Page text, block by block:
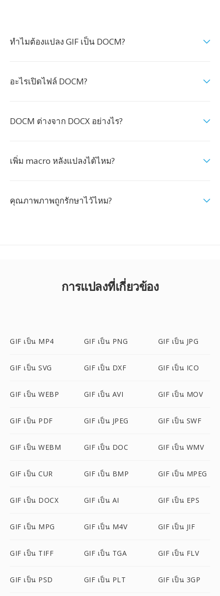
ทำไมต้องแปลง GIF เป็น DOCM?
อะไรเปิดไฟล์ DOCM?
DOCM ต่างจาก DOCX อย่างไร?
เพิ่ม macro หลังแปลงได้ไหม?
คุณภาพภาพถูกรักษาไว้ไหม?
การแปลงที่เกี่ยวข้อง
GIF เป็น MP4 GIF เป็น PNG GIF เป็น JPG
GIF เป็น SVG GIF เป็น DXF GIF เป็น ICO
GIF เป็น WEBP GIF เป็น AVI GIF เป็น MOV
GIF เป็น PDF GIF เป็น JPEG GIF เป็น SWF
GIF เป็น WEBM GIF เป็น DOC GIF เป็น WMV
GIF เป็น CUR GIF เป็น BMP GIF เป็น MPEG
GIF เป็น DOCX GIF เป็น AI GIF เป็น EPS
GIF เป็น MPG GIF เป็น M4V GIF เป็น JIF
GIF เป็น TIFF GIF เป็น TGA GIF เป็น FLV
GIF เป็น PSD GIF เป็น PLT GIF เป็น 3GP